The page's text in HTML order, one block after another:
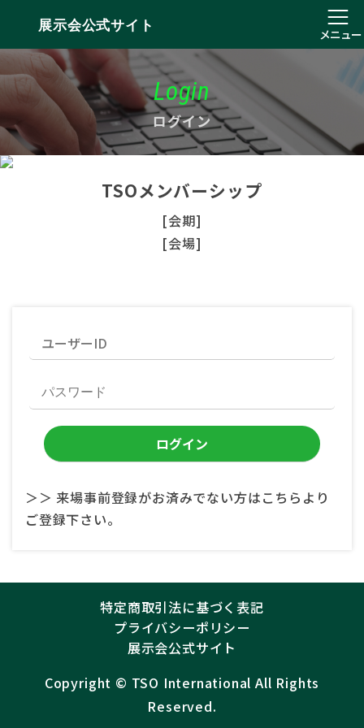
展示会公式サイト
メニュー
Login
ログイン
TSOメンバーシップ
[会期]
[会場]
＞＞ 来場事前登録がお済みでない方はこちらより
ご登録下さい。
特定商取引法に基づく表記
プライバシーポリシー
展示会公式サイト
Copyright ©︎ TSO International All Rights
Reserved.